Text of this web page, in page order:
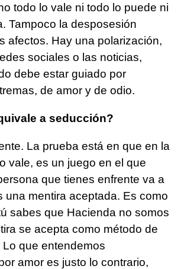
todo lo vale ni todo lo puede ni
Tampoco la desposesión
afectos. Hay una polarización,
sociales o las noticias,
debe estar guiado por
de amor y de odio.
a seducción?
La prueba está en que en la
vale, es un juego en el que
que tienes enfrente va a
una mentira aceptada. Es como
sabes que Hacienda no somos
se acepta como método de
que entendemos
amor es justo lo contrario,